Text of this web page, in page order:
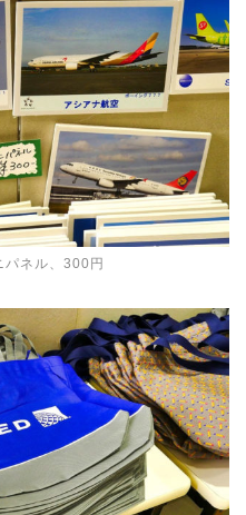
パネル、300円